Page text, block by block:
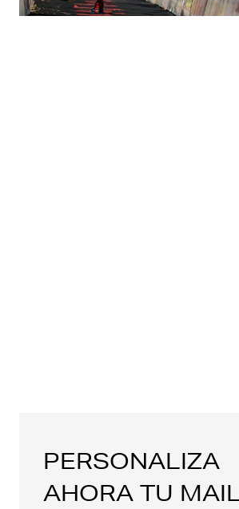
PERSONALIZA
AHORA TU